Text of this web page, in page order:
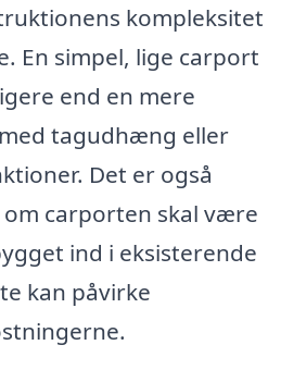
kompleksitet
En simpel, lige carport
end en mere
tagudhæng eller
Det er også
carporten skal være
ind i eksisterende
kan påvirke